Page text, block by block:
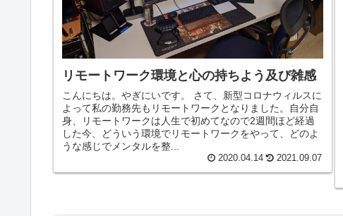
リモートワーク環境と心の持ちよう及び雑感
こんにちは。やぎにいです。 さて、新型コロナウィルスに
よって私の勤務先もリモートワークとなりました。自分自
身、リモートワークは人生で初めてなので2週間ほど経過
した今、どういう環境でリモートワークをやって、どのよ
うな感じでメンタルを整...
2020.04.14 2021.09.07